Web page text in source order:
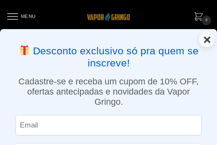
MENU
0
ENTREGA NO MESMO DIA EM SÃO PAULO (SEG A SEX): PEDIDOS
APROVADOS ATÉ 15:30 VIA MOTOBOY
×
Desconto exclusivo só pra quem se
inscreve!
Cadastre-se e receba um cupom de 10% OFF,
ofertas antecipadas e novidades da Vapor
Gringo.